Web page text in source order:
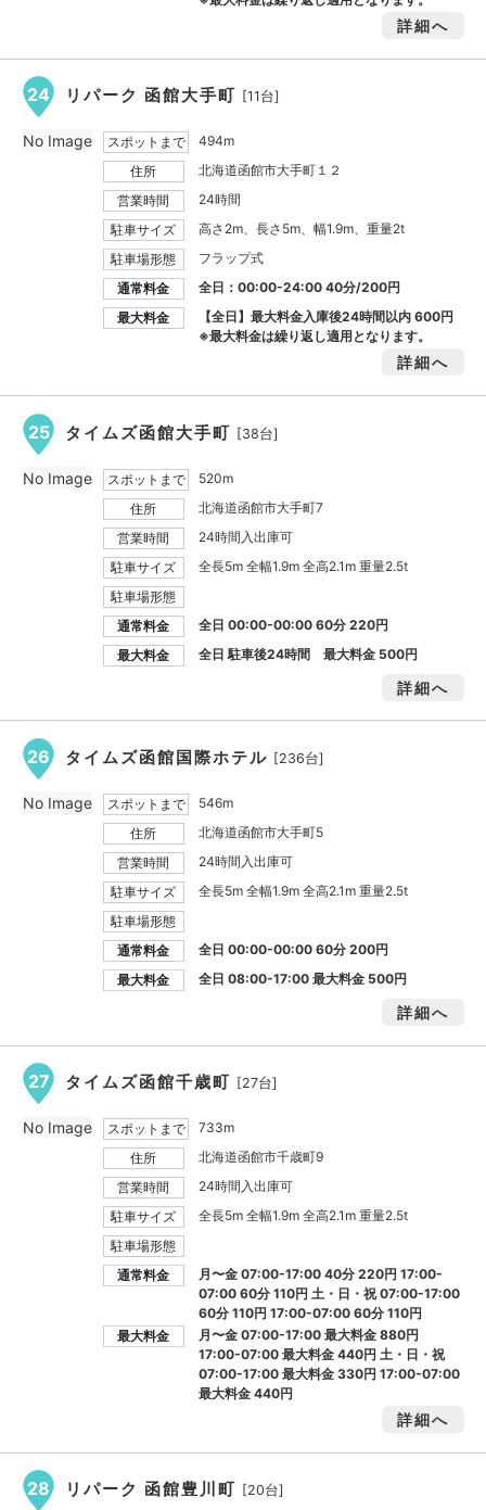
詳細へ
24 リパーク 函館大手町 [11台]
スポットまで
494m
住所
北海道函館市大手町１２
営業時間
24時間
駐車サイズ
高さ2m、長さ5m、幅1.9m、重量2t
駐車場形態
フラップ式
通常料金
全日：00:00-24:00 40分/200円
最大料金
【全日】最大料金入庫後24時間以内600円
※最大料金は繰り返し適用となります。
詳細へ
No Image
25 タイムズ函館大手町 [38台]
スポットまで
520m
住所
北海道函館市大手町7
営業時間
24時間入出庫可
駐車サイズ
全長5m 全幅1.9m 全高2.1m 重量2.5t
駐車場形態
通常料金
全日 00:00-00:00 60分 220円
最大料金
全日 駐車後24時間 最大料金 500円
詳細へ
No Image
26 タイムズ函館国際ホテル [236台]
スポットまで
546m
住所
北海道函館市大手町5
営業時間
24時間入出庫可
駐車サイズ
全長5m 全幅1.9m 全高2.1m 重量2.5t
駐車場形態
通常料金
全日 00:00-00:00 60分 200円
最大料金
全日 08:00-17:00 最大料金 500円
詳細へ
No Image
27 タイムズ函館千歳町 [27台]
スポットまで
733m
住所
北海道函館市千歳町9
営業時間
24時間入出庫可
駐車サイズ
全長5m 全幅1.9m 全高2.1m 重量2.5t
駐車場形態
通常料金
月〜金 07:00-17:00 40分 220円 17:00-
07:00 60分 110円 土・日・祝 07:00-17:00
60分 110円 17:00-07:00 60分 110円
最大料金
月〜金 07:00-17:00 最大料金880円
17:00-07:00 最大料金440円土・日・祝
07:00-17:00 最大料金330円17:00-07:00
最大料金440円
詳細へ
No Image
28 リパーク 函館豊川町 [20台]